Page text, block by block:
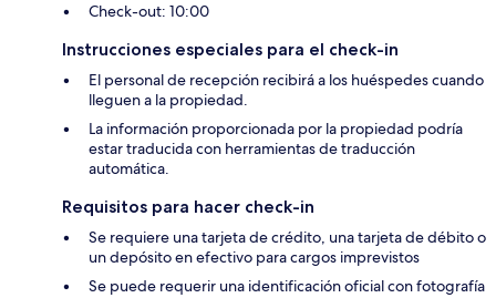
Check-out: 10:00
Instrucciones especiales para el check-in
El personal de recepción recibirá a los huéspedes cuando
lleguen a la propiedad.
La información proporcionada por la propiedad podría
estar traducida con herramientas de traducción
automática.
Requisitos para hacer check-in
Se requiere una tarjeta de crédito, una tarjeta de débito o
un depósito en efectivo para cargos imprevistos
Se puede requerir una identificación oficial con fotografía